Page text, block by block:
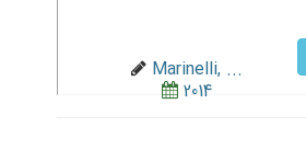
Marinelli, ...
2014